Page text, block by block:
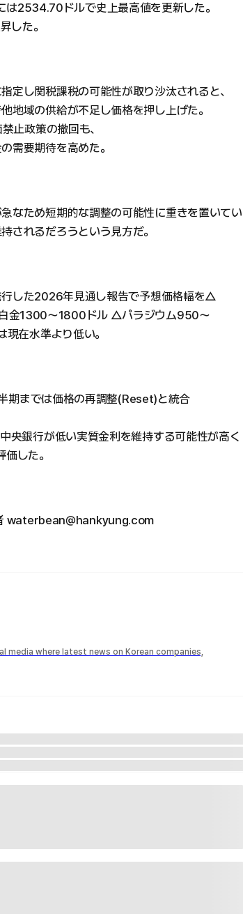
2534.70ドルで史上最高値を更新した。
した。
定し関税課税の可能性が取り沙汰されると、
地域の供給が不足し価格を押し上げた。
止政策の撤回も、
需要期待を高めた。
なため短期的な調整の可能性に重きを置いてい
されるだろうという見方だ。
行した2026年見通し報告で予想価格幅を△
1300〜1800ドル △パラジウム950〜
在水準より低い。
までは価格の再調整(Reset)と統合
央銀行が低い実質金利を維持する可能性が高く
した。
waterbean@hankyung.com
media where latest news on Korean companies,